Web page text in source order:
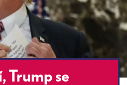
Trump se